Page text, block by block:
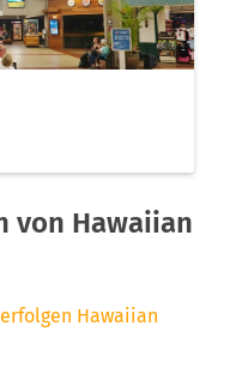
von Hawaiian
Hawaiian